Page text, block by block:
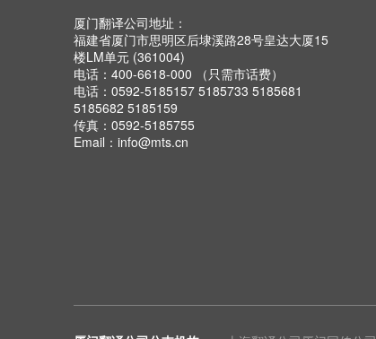
厦门翻译公司地址：
福建省厦门市思明区后埭溪路28号皇达大厦15
楼LM单元 (361004)
电话：400-6618-000 （只需市话费）
电话：0592-5185157 5185733 5185681
5185682 5185159
传真：0592-5185755
Email：info@mts.cn